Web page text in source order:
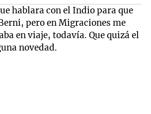
hablara con el Indio para que
pero en Migraciones me
en viaje, todavía. Que quizá el
novedad.